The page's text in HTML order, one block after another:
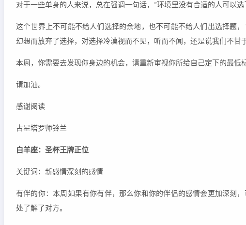
对于一些单身的人来说，总在强调一句话，“环境里没有合适的人可以
这个世界上不可能不给人们选择的余地，也不可能不给人们出选择题
幻想而放弃了选择，对选择冷漠视而不见，听而不闻，还是说我们不甘
本周，你需要去发现你身边的机会，请重新审视你所给自己定下的最低
请加油。
感谢阅读
占星塔罗师铃兰
白羊座：圣杯王牌正位
关键词：新感情深刻的感情
有伴的你：本周如果有你有伴，那么你和你的伴侣的感情会更加深刻
处了解了对方。